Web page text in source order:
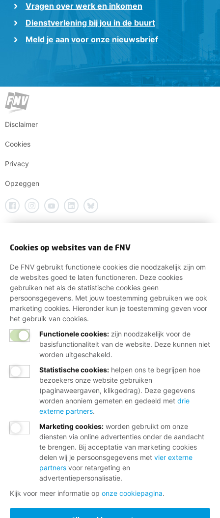
Vragen over werk en inkomen
Dienstverlening bij jou in de buurt
Meld je aan voor onze nieuwsbrief
Disclaimer
Cookies
Privacy
Opzeggen
Cookies op websites van de FNV
De FNV gebruikt functionele cookies die noodzakelijk zijn om
de websites goed te laten functioneren. Deze cookies
gebruiken net als de statistische cookies geen
persoonsgegevens. Met jouw toestemming gebruiken we ook
marketing cookies. Hieronder kun je toestemming geven voor
het gebruik van cookies.
Functionele cookies: zijn noodzakelijk voor de
basisfunctionaliteit van de website. Deze kunnen niet
worden uitgeschakeld.
Statistische cookies: helpen ons te begrijpen hoe
bezoekers onze website gebruiken
(paginaweergaven, klikgedrag). Deze gegevens
worden anoniem gemeten en gedeeld met drie
externe partners.
Marketing cookies: worden gebruikt om onze
diensten via online advertenties onder de aandacht
te brengen. Bij acceptatie van marketing cookies
delen wij je persoonsgegevens met vier externe
partners voor retargeting en
advertentiepersonalisatie.
Kijk voor meer informatie op onze cookiepagina.